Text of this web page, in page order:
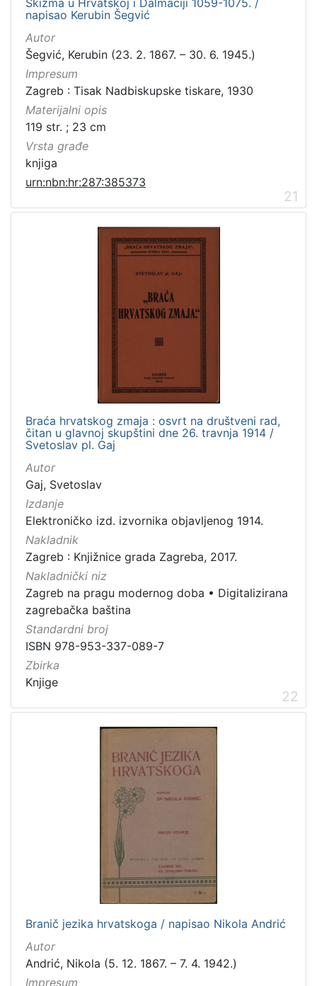
napisao Kerubin Šegvić
Autor
Šegvić, Kerubin (23. 2. 1867. – 30. 6. 1945.)
Impresum
Zagreb : Tisak Nadbiskupske tiskare, 1930
Materijalni opis
119 str. ; 23 cm
Vrsta građe
knjiga
urn:nbn:hr:287:385373
21
Braća hrvatskog zmaja : osvrt na društveni rad,
čitan u glavnoj skupštini dne 26. travnja 1914 /
Svetoslav pl. Gaj
Autor
Gaj, Svetoslav
Izdanje
Elektroničko izd. izvornika objavljenog 1914.
Nakladnik
Zagreb : Knjižnice grada Zagreba, 2017.
Nakladnički niz
Zagreb na pragu modernog doba • Digitalizirana
zagrebačka baština
Standardni broj
ISBN 978-953-337-089-7
Zbirka
Knjige
22
Branič jezika hrvatskoga / napisao Nikola Andrić
Autor
Andrić, Nikola (5. 12. 1867. – 7. 4. 1942.)
Impresum